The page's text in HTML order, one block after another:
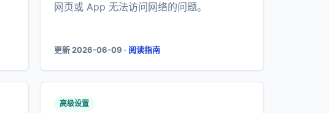
网页或 App 无法访问网络的问题。
更新 2026-06-09 · 阅读指南
高级设置